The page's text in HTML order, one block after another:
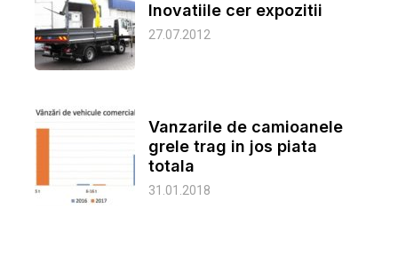
Inovatiile cer expozitii
27.07.2012
Vanzarile de camioanele
grele trag in jos piata
totala
31.01.2018